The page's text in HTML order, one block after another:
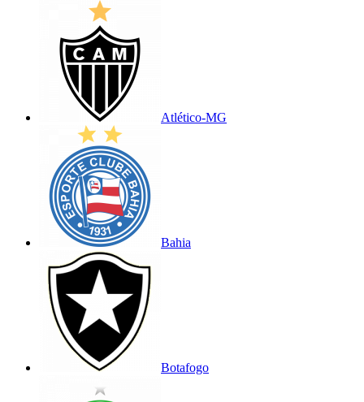
Atlético-MG
Bahia
Botafogo